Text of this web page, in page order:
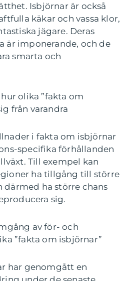
Isbjörnar är också
käkar och vassa klor,
jägare. Deras
är imponerande, och de
smarta och
olika ”fakta om
från varandra
i fakta om isbjörnar
specifika förhållanden
Till exempel kan
ha tillgång till större
ha större chans
sig.
av för- och
”fakta om isbjörnar”
har genomgått en